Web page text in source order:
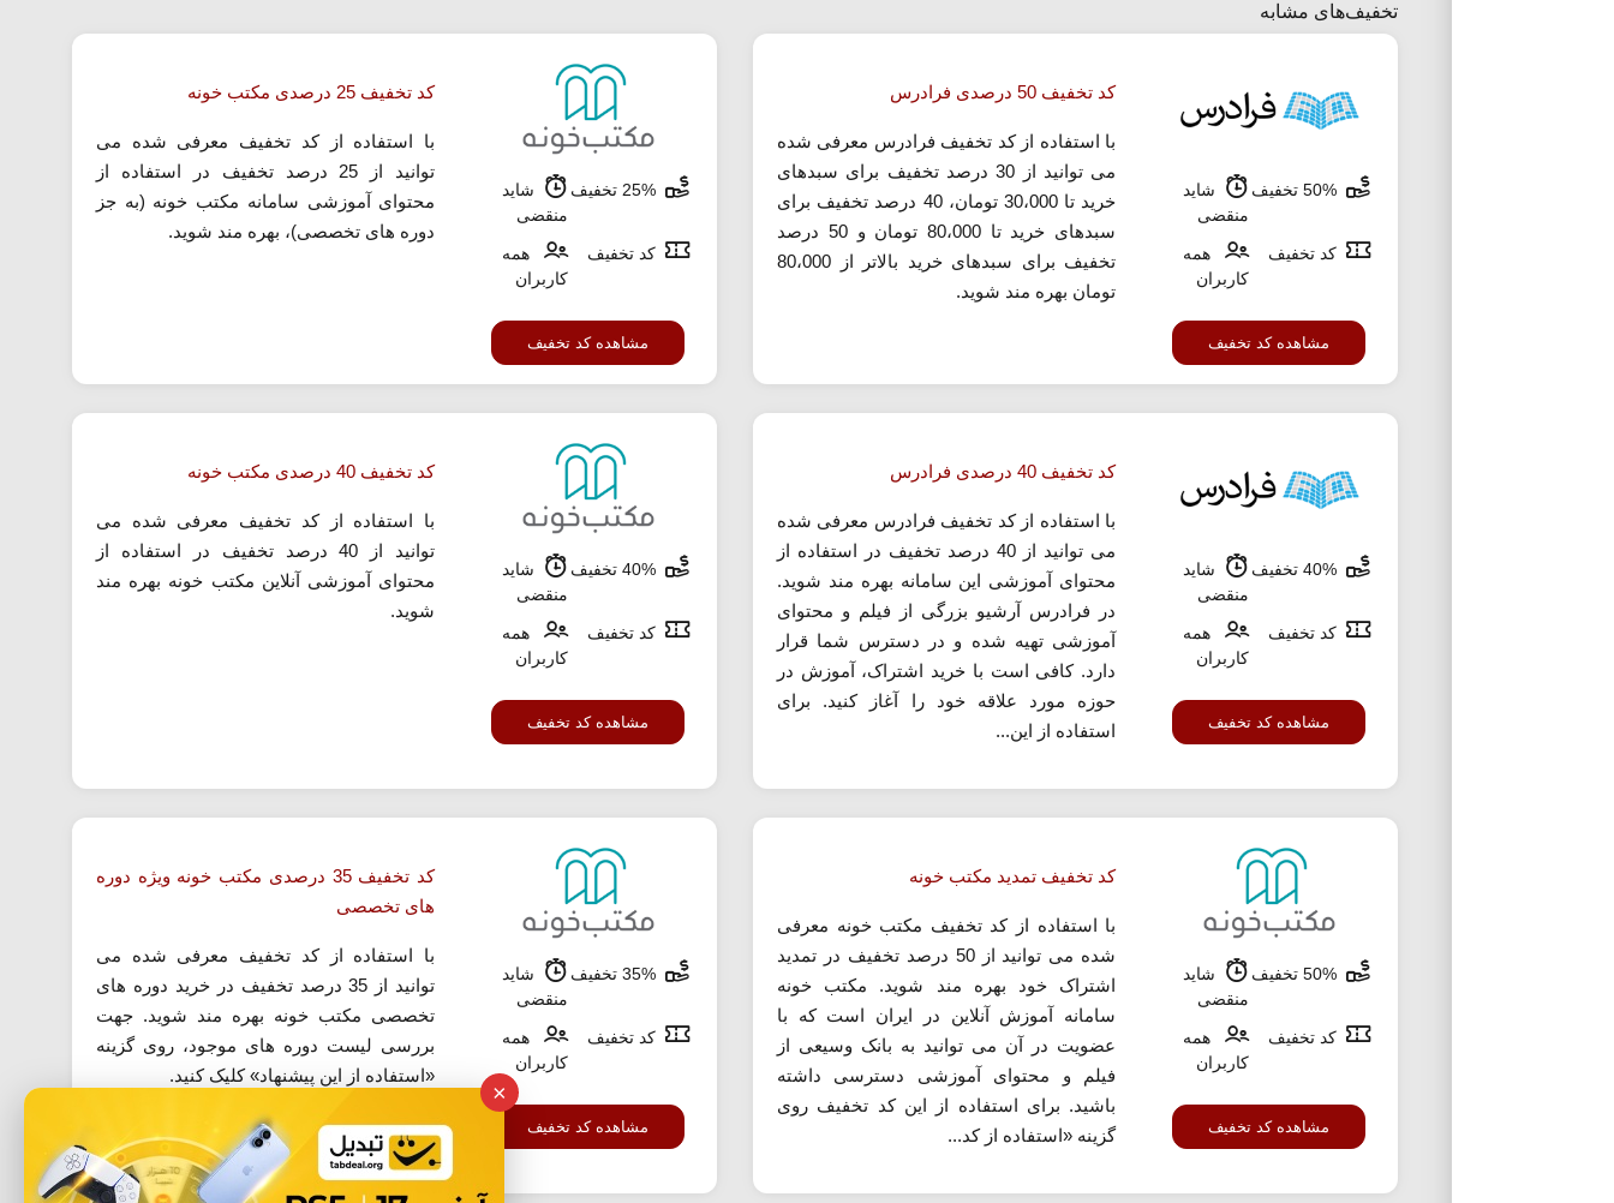
تخفیف‌های مشابه
شاید
منقضی
کد تخفیف
همه
کاربران
مشاهده کد تخفیف
کد تخفیف 50 درصدی فرادرس
با استفاده از کد تخفیف فرادرس معرفی شده
می توانید از 30 درصد تخفیف برای سبدهای
خرید تا 30،000 تومان، 40 درصد تخفیف برای
سبدهای خرید تا 80،000 تومان و 50 درصد
تخفیف برای سبدهای خرید بالاتر از 80،000
تومان بهره مند شوید.
شاید
منقضی
کد تخفیف
همه
کاربران
مشاهده کد تخفیف
کد تخفیف 25 درصدی مکتب خونه
با استفاده از کد تخفیف معرفی شده می
توانید از 25 درصد تخفیف در استفاده از
محتوای آموزشی سامانه مکتب خونه (به جز
دوره های تخصصی)، بهره مند شوید.
شاید
منقضی
کد تخفیف
همه
کاربران
مشاهده کد تخفیف
کد تخفیف 40 درصدی فرادرس
با استفاده از کد تخفیف فرادرس معرفی شده
می توانید از 40 درصد تخفیف در استفاده از
محتوای آموزشی این سامانه بهره مند شوید.
در فرادرس آرشیو بزرگی از فیلم و محتوای
آموزشی تهیه شده و در دسترس شما قرار
دارد. کافی است با خرید اشتراک، آموزش در
حوزه مورد علاقه خود را آغاز کنید. برای
استفاده از این...
شاید
منقضی
کد تخفیف
همه
کاربران
مشاهده کد تخفیف
کد تخفیف 40 درصدی مکتب خونه
با استفاده از کد تخفیف معرفی شده می
توانید از 40 درصد تخفیف در استفاده از
محتوای آموزشی آنلاین مکتب خونه بهره مند
شوید.
شاید
منقضی
کد تخفیف
همه
کاربران
مشاهده کد تخفیف
کد تخفیف تمدید مکتب خونه
با استفاده از کد تخفیف مکتب خونه معرفی
شده می توانید از 50 درصد تخفیف در تمدید
اشتراک خود بهره مند شوید. مکتب خونه
سامانه آموزش آنلاین در ایران است که با
عضویت در آن می توانید به بانک وسیعی از
فیلم و محتوای آموزشی دسترسی داشته
باشید. برای استفاده از این کد تخفیف روی
گزینه «استفاده از کد...
شاید
منقضی
کد تخفیف
همه
کاربران
مشاهده کد تخفیف
کد تخفیف 35 درصدی مکتب خونه ویژه دوره
های تخصصی
با استفاده از کد تخفیف معرفی شده می
توانید از 35 درصد تخفیف در خرید دوره های
تخصصی مکتب خونه بهره مند شوید. جهت
بررسی لیست دوره های موجود، روی گزینه
«استفاده از این پیشنهاد» کلیک کنید.
×